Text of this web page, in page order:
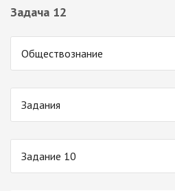
Задача 12
Обществознание
Задания
Задание 10